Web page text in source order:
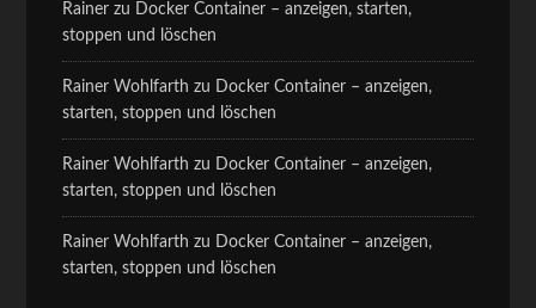
Rainer zu Docker Container – anzeigen, starten,
stoppen und löschen
Rainer Wohlfarth zu Docker Container – anzeigen,
starten, stoppen und löschen
Rainer Wohlfarth zu Docker Container – anzeigen,
starten, stoppen und löschen
Rainer Wohlfarth zu Docker Container – anzeigen,
starten, stoppen und löschen